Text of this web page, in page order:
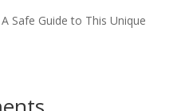
Safe Guide to This Unique